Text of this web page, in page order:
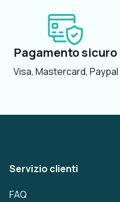
Pagamento sicuro
Visa, Mastercard, Paypal
Servizio clienti
FAQ